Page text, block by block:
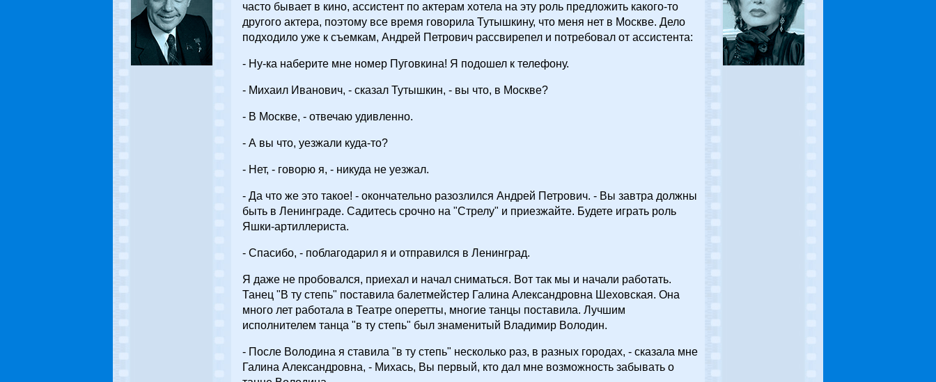
часто бывает в кино, ассистент по актерам хотела на эту роль предложить какого-то
другого актера, поэтому все время говорила Тутышкину, что меня нет в Москве. Дело
подходило уже к съемкам, Андрей Петрович рассвирепел и потребовал от ассистента:
- Ну-ка наберите мне номер Пуговкина! Я подошел к телефону.
- Михаил Иванович, - сказал Тутышкин, - вы что, в Москве?
- В Москве, - отвечаю удивленно.
- А вы что, уезжали куда-то?
- Нет, - говорю я, - никуда не уезжал.
- Да что же это такое! - окончательно разозлился Андрей Петрович. - Вы завтра должны
быть в Ленинграде. Садитесь срочно на "Стрелу" и приезжайте. Будете играть роль
Яшки-артиллериста.
- Спасибо, - поблагодарил я и отправился в Ленинград.
Я даже не пробовался, приехал и начал сниматься. Вот так мы и начали работать.
Танец "В ту степь" поставила балетмейстер Галина Александровна Шеховская. Она
много лет работала в Театре оперетты, многие танцы поставила. Лучшим
исполнителем танца "в ту степь" был знаменитый Владимир Володин.
- После Володина я ставила "в ту степь" несколько раз, в разных городах, - сказала мне
Галина Александровна, - Михась, Вы первый, кто дал мне возможность забывать о